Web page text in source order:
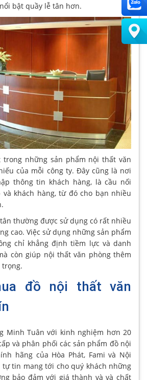
bật quầy lễ tân hơn.
trong những sản phẩm nội thất văn
của mỗi công ty. Đây cũng là nơi
thông tin khách hàng, là cầu nối
khách hàng, từ đó cho bạn nhiều
thường được sử dụng có rất nhiều
cao. Việc sử dụng những sản phẩm
chỉ khẳng định tiềm lực và danh
còn giúp nội thất văn phòng thêm
trọng.
đồ nội thất văn
Minh Tuân với kinh nghiệm hơn 20
và phân phối các sản phẩm đồ nội
hãng của Hòa Phát, Fami và Nội
tự tin mang tới cho quý khách những
bảo đảm với giá thành và và chất